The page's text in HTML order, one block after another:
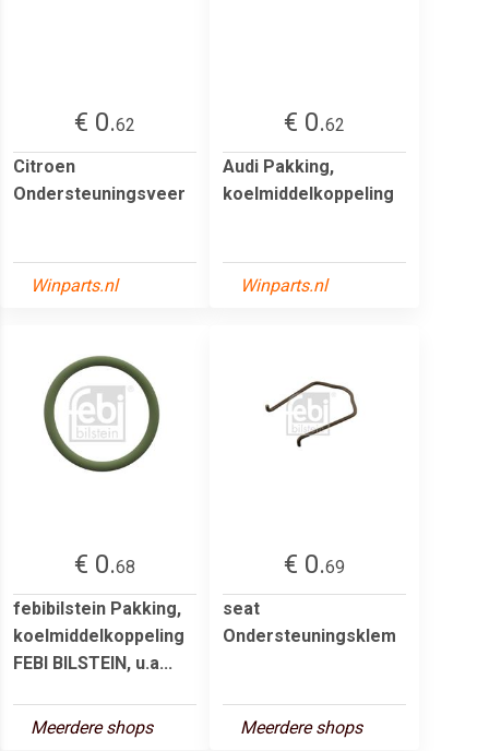
€ 0.62
Citroen
Ondersteuningsveer
Winparts.nl
€ 0.62
Audi Pakking,
koelmiddelkoppeling
Winparts.nl
€ 0.68
febibilstein Pakking,
koelmiddelkoppeling
FEBI BILSTEIN, u.a...
Meerdere shops
€ 0.69
seat
Ondersteuningsklem
Meerdere shops